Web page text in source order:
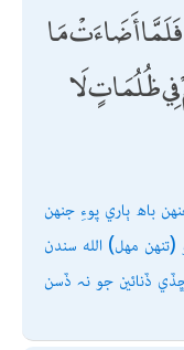
أَضَاءَتْ مَا
ظُلُمَاتٍ لَا
باھ ٻاري پوءِ جنھن
مھل) الله سندن
ڏنائين جو نہ ڏسن